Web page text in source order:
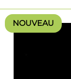
NOUVEAU